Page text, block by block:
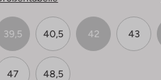
39,5 40,5 42 43
47 48,5